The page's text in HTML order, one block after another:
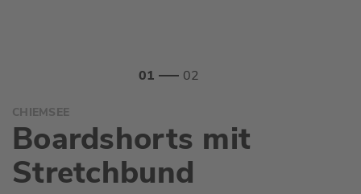
Anfang
der
Bildgalerie
springen
CHIEMSEE
Boardshorts mit
Stretchbund